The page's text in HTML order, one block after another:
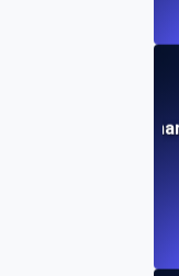
: Test de Pic de